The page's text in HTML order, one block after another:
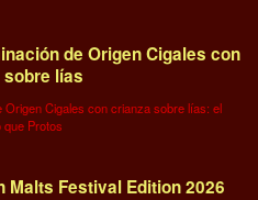
de Origen Cigales con
lías
Origen Cigales con crianza sobre lías: el
que Protos
Malts Festival Edition 2026